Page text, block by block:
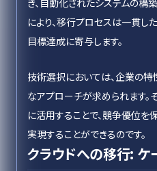
き、自動化されたシステムの構
により、移行プロセスは一貫し
目標達成に寄与します。
技術選択においては、企業の
なアプローチが求められます。
に活用することで、競争優位
実現することができるのです。
クラウドへの移行: ケ